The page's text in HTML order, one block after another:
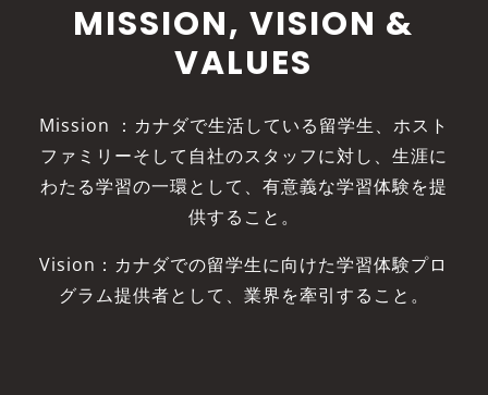
MISSION, VISION &
VALUES
Mission ： カナダで生活している留学生、ホスト
ファミリーそして自社のスタッフに対し、生涯に
わたる学習の一環として、有意義な学習体験を提
供すること。
Vision：カナダでの留学生に向けた学習体験プロ
グラム提供者として、業界を牽引すること。